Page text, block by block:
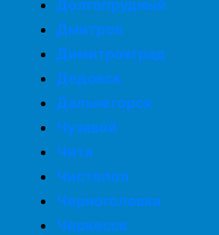
Долгопрудный
Дмитров
Димитровград
Дедовск
Дальнегорск
Чузавой
Чита
Чистопол
Черноголовка
Черкесск